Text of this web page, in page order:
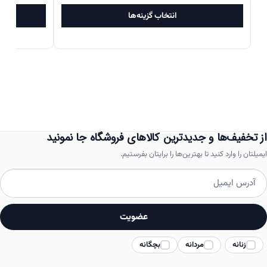
۲۹,۰۶۰,۰۰۰تومان
بود.
۱۱,۲۰۴,۰۰۰تومان
است.
انتخاب گزینه‌ها
این
محصول
گزینه
است
از تخفیف‌ها و جدیدترین کالاهای فروشگاه جا نمونید
ایمیلتان را وارد کنید تا بهترین‌ها را برایتان بفرستیم.
زنانه مردانه بچگانه
عضویت